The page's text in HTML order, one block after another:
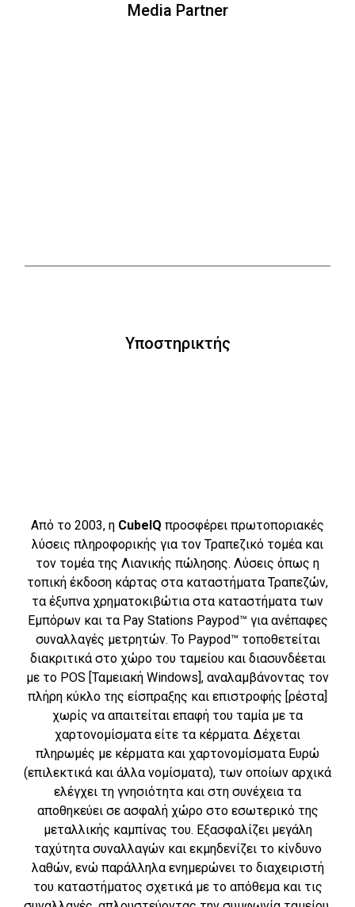
Media Partner
Υποστηρικτής
Από το 2003, η CubeIQ προσφέρει πρωτοποριακές
λύσεις πληροφορικής για τον Τραπεζικό τομέα και
τον τομέα της Λιανικής πώλησης. Λύσεις όπως η
τοπική έκδοση κάρτας στα καταστήματα Τραπεζών,
τα έξυπνα χρηματοκιβώτια στα καταστήματα των
Εμπόρων και τα Pay Stations Paypod™ για ανέπαφες
συναλλαγές μετρητών. Το Paypod™ τοποθετείται
διακριτικά στο χώρο του ταμείου και διασυνδέεται
με το POS [Ταμειακή Windows], αναλαμβάνοντας τον
πλήρη κύκλο της είσπραξης και επιστροφής [ρέστα]
χωρίς να απαιτείται επαφή του ταμία με τα
χαρτονομίσματα είτε τα κέρματα. Δέχεται
πληρωμές με κέρματα και χαρτονομίσματα Ευρώ
(επιλεκτικά και άλλα νομίσματα), των οποίων αρχικά
ελέγχει τη γνησιότητα και στη συνέχεια τα
αποθηκεύει σε ασφαλή χώρο στο εσωτερικό της
μεταλλικής καμπίνας του. Εξασφαλίζει μεγάλη
ταχύτητα συναλλαγών και εκμηδενίζει το κίνδυνο
λαθών, ενώ παράλληλα ενημερώνει το διαχειριστή
του καταστήματος σχετικά με το απόθεμα και τις